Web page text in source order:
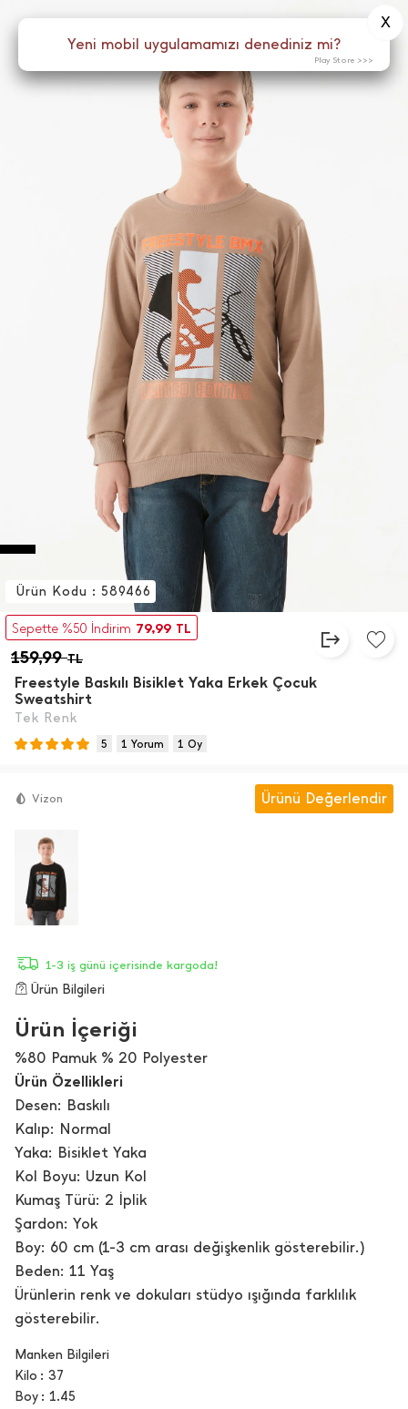
Menü
Sepette %50 İndirim 79,99 TL
159,99TL
Freestyle Baskılı Bisiklet Yaka Erkek Çocuk
Sweatshirt
Tek Renk
Ürün Kodu : 589466
5 1 Yorum 1 Oy
Vizon Ürünü Değerlendir
1-3 iş günü içerisinde kargoda!
Ürün Bilgileri
Ürün İçeriği
%80 Pamuk % 20 Polyester
Ürün Özellikleri
Desen: Baskılı
Kalıp: Normal
Yaka: Bisiklet Yaka
Kol Boyu: Uzun Kol
Kumaş Türü: 2 İplik
Şardon: Yok
Boy: 60 cm (1-3 cm arası değişkenlik gösterebilir.)
Beden: 11 Yaş
Ürünlerin renk ve dokuları stüdyo ışığında farklılık
gösterebilir.
Manken Bilgileri
Kilo
37
Boy
1.45
Yeni mobil uygulamamızı denediniz mi?
X
Play Store >>>